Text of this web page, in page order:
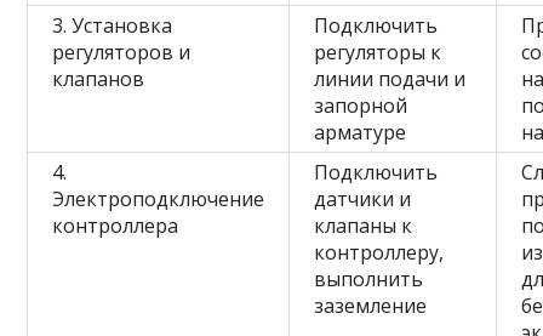
3. Установка
регуляторов и
клапанов
Подключить
регуляторы к
линии подачи и
запорной
арматуре
4.
Электроподключение
контроллера
Подключить
датчики и
клапаны к
контроллеру,
выполнить
заземление